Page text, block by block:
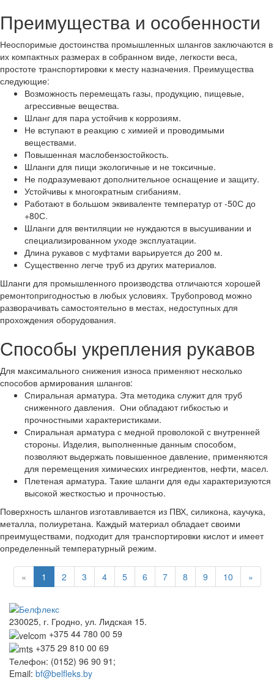
Преимущества и особенности
Неоспоримые достоинства промышленных шлангов заключаются в
их компактных размерах в собранном виде, легкости веса,
простоте транспортировки к месту назначения. Преимущества
следующие:
Возможность перемещать газы, продукцию, пищевые,
агрессивные вещества.
Шланг для пара устойчив к коррозиям.
Не вступают в реакцию с химией и проводимыми
веществами.
Повышенная маслобензостойкость.
Шланги для пищи экологичные и не токсичные.
Не подразумевают дополнительное оснащение и защиту.
Устойчивы к многократным сгибаниям.
Работают в большом эквиваленте температур от -50С до
+80С.
Шланги для вентиляции не нуждаются в высушивании и
специализированном уходе эксплуатации.
Длина рукавов с муфтами варьируется до 200 м.
Существенно легче труб из других материалов.
Шланги для промышленного производства отличаются хорошей
ремонтопригодностью в любых условиях. Трубопровод можно
разворачивать самостоятельно в местах, недоступных для
прохождения оборудования.
Способы укрепления рукавов
Для максимального снижения износа применяют несколько
способов армирования шлангов:
Спиральная арматура. Эта методика служит для труб
сниженного давления. Они обладают гибкостью и
прочностными характеристиками.
Спиральная арматура с медной проволокой с внутренней
стороны. Изделия, выполненные данным способом,
позволяют выдержать повышенное давление, применяются
для перемещения химических ингредиентов, нефти, масел.
Плетеная арматура. Такие шланги для еды характеризуются
высокой жесткостью и прочностью.
Поверхность шлангов изготавливается из ПВХ, силикона, каучука,
металла, полиуретана. Каждый материал обладает своими
преимуществами, подходит для транспортировки кислот и имеет
определенный температурный режим.
« 1 2 3 4 5 6 7 8 9 10 »
230025, г. Гродно, ул. Лидская 15.
+375 44 780 00 59
+375 29 810 00 69
Телефон: (0152) 96 90 91;
Email: bf@belfleks.by